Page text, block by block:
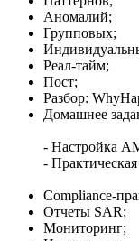
Аномалий;
Групповых;
Реал-тайм;
Пост;
Разбор:
Домашнее
- Настройка
-
Compliance-
Отчеты SAR;
Мониторинг;